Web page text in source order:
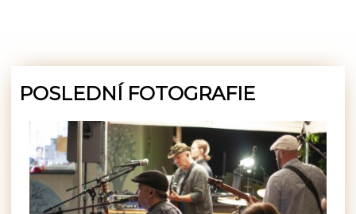
POSLEDNÍ FOTOGRAFIE